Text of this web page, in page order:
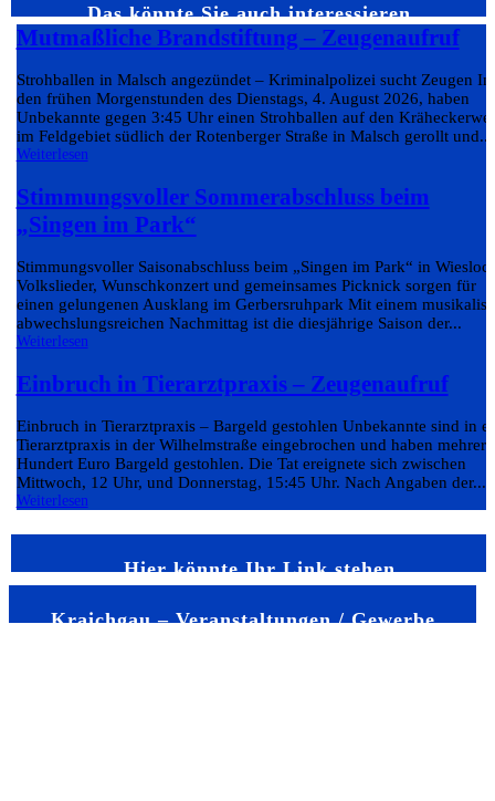
Das könnte Sie auch interessieren…
Mutmaßliche Brandstiftung – Zeugenaufruf
Strohballen in Malsch angezündet – Kriminalpolizei sucht Zeugen In
den frühen Morgenstunden des Dienstags, 4. August 2026, haben
Unbekannte gegen 3:45 Uhr einen Strohballen auf den
im Feldgebiet südlich der Rotenberger Straße in Malsch gerollt und...
Weiterlesen
Stimmungsvoller Sommerabschluss beim
„Singen im Park“
Stimmungsvoller Saisonabschluss beim „Singen im Park“ in
Volkslieder, Wunschkonzert und gemeinsames Picknick sorgen für
einen gelungenen Ausklang im Gerbersruhpark Mit einem
abwechslungsreichen Nachmittag ist die diesjährige Saison der...
Weiterlesen
Einbruch in Tierarztpraxis – Zeugenaufruf
Einbruch in Tierarztpraxis – Bargeld gestohlen Unbekannte sind in
Tierarztpraxis in der Wilhelmstraße eingebrochen und haben mehrere
Hundert Euro Bargeld gestohlen. Die Tat ereignete sich zwischen
Mittwoch, 12 Uhr, und Donnerstag, 15:45 Uhr. Nach Angaben der...
Weiterlesen
Hier könnte Ihr Link stehen
Kraichgau – Veranstaltungen / Gewerbe